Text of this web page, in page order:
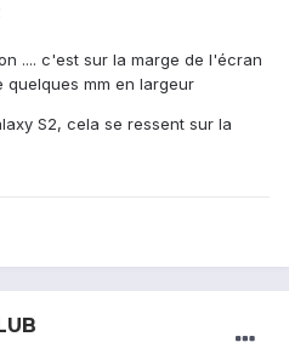
.... c'est sur la marge de l'écran
mm en largeur
S2, cela se ressent sur la